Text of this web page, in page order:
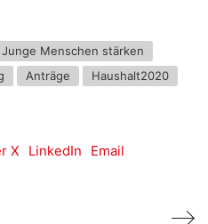
Menschen stärken
Anträge
Haushalt2020
X LinkedIn
Email